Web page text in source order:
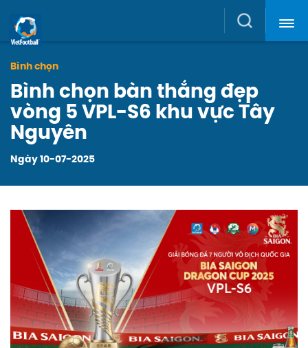
Search News,
Bình chọn
Bình chọn bàn thắng đẹp
vòng 5 VPL-S6 khu vực Tây
Nguyên
Ngày 10-07-2025